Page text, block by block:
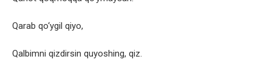
Qarab qo‘ygil qiyo,
Qalbimni qizdirsin quyoshing, qiz.